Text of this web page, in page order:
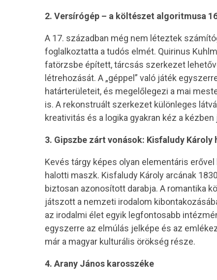
2. Versírógép – a költészet algoritmusa
A 17. században még nem léteztek
foglalkoztatta a tudós elmét. Quirinus
fatörzsbe épített, tárcsás szerkezet
létrehozását. A „géppel” való játék
határterületeit, és megelőlegezi a mai
is. A rekonstruált szerkezet különleges
kreativitás és a logika gyakran kéz a kézben
3. Gipszbe zárt vonások: Kisfaludy
Kevés tárgy képes olyan elementáris
halotti maszk. Kisfaludy Károly arcának
biztosan azonosított darabja. A romantika
játszott a nemzeti irodalom
az irodalmi élet egyik legfontosabb
egyszerre az elmúlás jelképe és az
már a magyar kulturális örökség része.
4. Arany János karosszéke